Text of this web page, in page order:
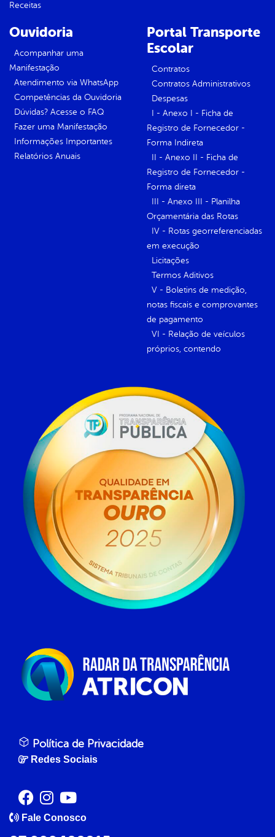
Receitas
Ouvidoria
Acompanhar uma
Manifestação
Atendimento via WhatsApp
Competências da Ouvidoria
Dúvidas? Acesse o FAQ
Fazer uma Manifestação
Informações Importantes
Relatórios Anuais
Portal Transporte
Escolar
Contratos
Contratos Administrativos
Despesas
I - Anexo I - Ficha de
Registro de Fornecedor -
Forma Indireta
II - Anexo II - Ficha de
Registro de Fornecedor -
Forma direta
III - Anexo III - Planilha
Orçamentária das Rotas
IV - Rotas georreferenciadas
em execução
Licitações
Termos Aditivos
V - Boletins de medição,
notas fiscais e comprovantes
de pagamento
VI - Relação de veículos
próprios, contendo
Política de Privacidade
Redes Sociais
Fale Conosco